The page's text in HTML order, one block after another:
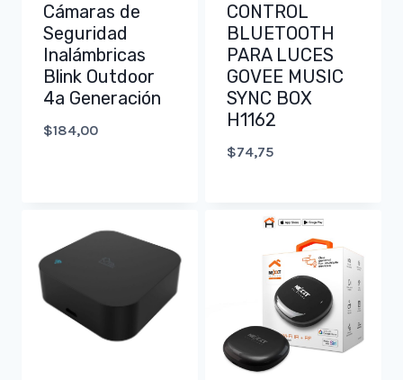
Cámaras de
Seguridad
Inalámbricas
Blink Outdoor
4a Generación
$184,00
CONTROL
BLUETOOTH
PARA LUCES
GOVEE MUSIC
SYNC BOX
H1162
$74,75